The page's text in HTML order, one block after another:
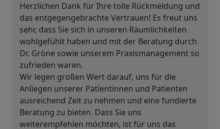
Herzlichen Dank für Ihre tolle Rückmeldung und
das entgegengebrachte Vertrauen! Es freut uns
sehr, dass Sie sich in unseren Räumlichkeiten
wohlgefühlt haben und mit der Beratung durch
Dr. Gröne sowie unserem Praxismanagement so
zufrieden waren.
Wir legen großen Wert darauf, uns für die
Anliegen unserer Patientinnen und Patienten
ausreichend Zeit zu nehmen und eine fundierte
Beratung zu bieten. Dass Sie uns
weiterempfehlen möchten, ist für uns das